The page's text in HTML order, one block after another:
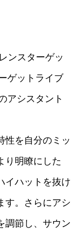
ンスターゲッ
ゲットライブ
アシスタント
性を自分のミッ
り明瞭にした
イハットを抜け
す。さらにアシ
調節し、サウン